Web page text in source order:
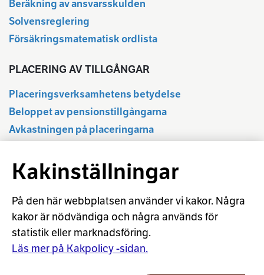
Beräkning av ansvarsskulden
Solvensreglering
Försäkringsmatematisk ordlista
PLACERING AV TILLGÅNGAR
Placeringsverksamhetens betydelse
Beloppet av pensionstillgångarna
Avkastningen på placeringarna
Statistikdatabas
Regleringen av placeringsverksamheten
Ansvarsfull placering
Placeringsordlista
Beräkning av aktieavkastningen
Kakinställningar
På den här webbplatsen använder vi kakor. Några
kakor är nödvändiga och några används för
statistik eller marknadsföring.
Läs mer på Kakpolicy -sidan.